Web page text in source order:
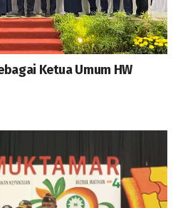
Ketua Umum HW